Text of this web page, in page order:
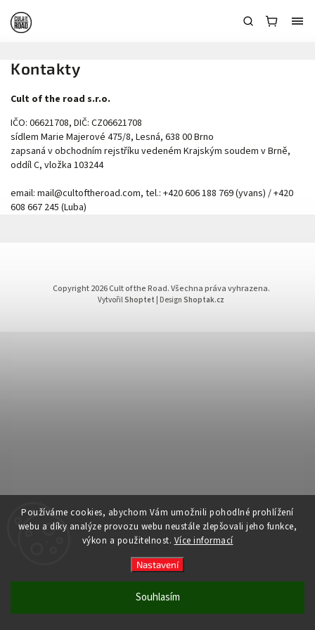
Používáme cookies, abychom Vám umožnili pohodlné prohlížení
webu a díky analýze provozu webu neustále zlepšovali jeho funkce,
výkon a použitelnost. Více informací
Nastavení
Souhlasím
Kontakty
Cult of the road s.r.o.
IČO: 06621708, DIČ: CZ06621708
sídlem Marie Majerové 475/8, Lesná, 638 00 Brno
zapsaná v obchodním rejstříku vedeném Krajským soudem v Brně,
oddíl C, vložka 103244
email: mail@cultoftheroad.com, tel.: +420 606 188 769 (yvans) / +420
608 667 245 (Luba)
Copyright 2026Cult of the Road. Všechna práva vyhrazena.
VytvořilShoptet | Design Shoptak.cz